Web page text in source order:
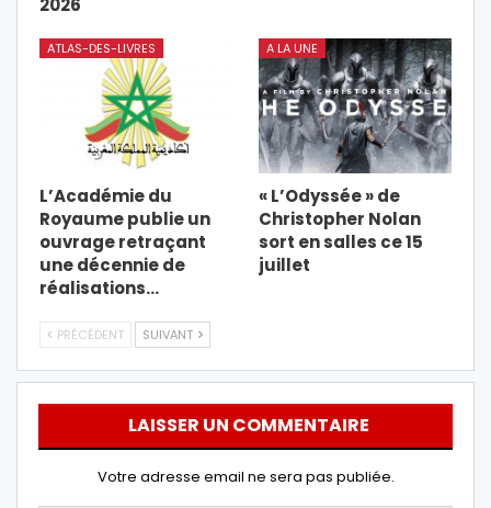
ATLAS-DES-LIVRES
L’Académie du
Royaume publie un
ouvrage retraçant
une décennie de
réalisations…
A LA UNE
« L’Odyssée » de
Christopher Nolan
sort en salles ce 15
juillet
PRÉCÉDENT SUIVANT
LAISSER UN COMMENTAIRE
Votre adresse email ne sera pas publiée.